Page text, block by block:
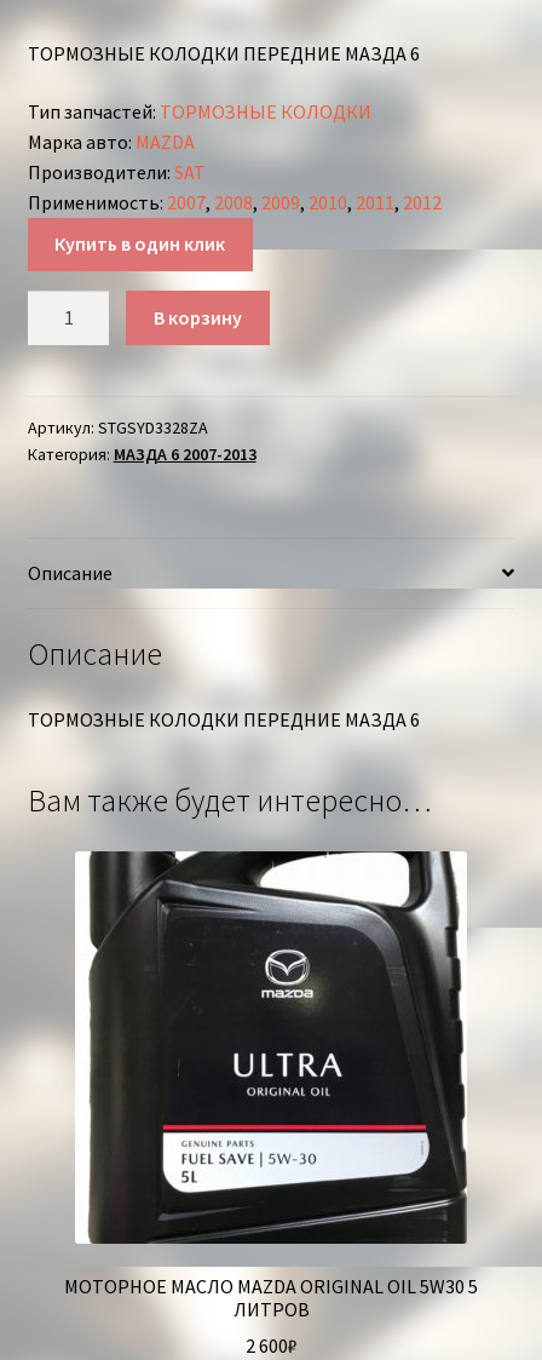
ТОРМОЗНЫЕ КОЛОДКИ ПЕРЕДНИЕ МАЗДА 6
Тип запчастей: ТОРМОЗНЫЕ КОЛОДКИ
Марка авто: MAZDA
Производители: SAT
Применимость: 2007, 2008, 2009, 2010, 2011, 2012
Купить в один клик
ТОРМОЗНЫЕ
ПЕРЕДНИЕ
МАЗДА
В корзину
Артикул: STGSYD3328ZA
Категория: МАЗДА 6 2007-2013
Описание
Описание
ТОРМОЗНЫЕ КОЛОДКИ ПЕРЕДНИЕ МАЗДА 6
Вам также будет интересно…
МОТОРНОЕ МАСЛО MAZDA ORIGINAL OIL 5W30 5
ЛИТРОВ
2 600₽